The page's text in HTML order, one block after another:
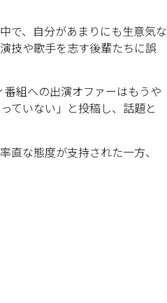
で、自分があまりにも生意気な
技や歌手を志す後輩たちに誤
組への出演オファーはもうや
ていない」と投稿し、話題と
な態度が支持された一方、